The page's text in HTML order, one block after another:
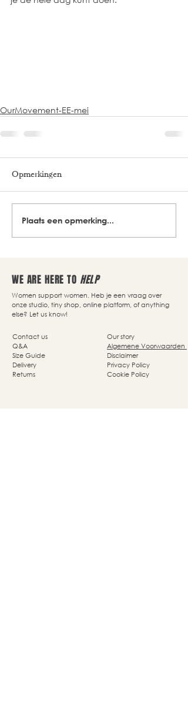
OurMovement-EE-mei
Opmerkingen
Plaats een opmerking...
WE ARE HERE TO HELP
Women support women. Heb je een vraag over
onze studio, tiny shop, online platform, of anything
else? Let us know!
Our story
Algemene Voorwaarden
Disclaimer
Privacy Policy
Cookie Policy
Contact us
Q&A
Size Guide
Delivery
Returns